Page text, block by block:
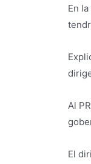
En
Al
El